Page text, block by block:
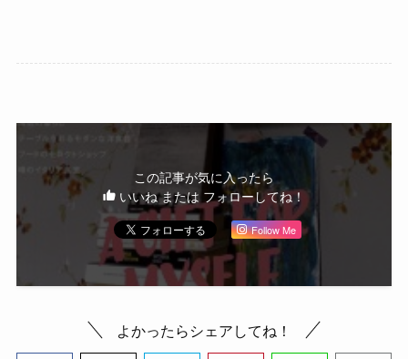
この記事が気に入ったら
いいね または フォローしてね！
Follow Me
よかったらシェアしてね！